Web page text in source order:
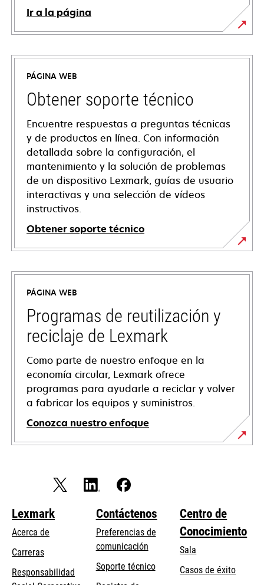
Ir a la página
PÁGINA WEB
Obtener soporte técnico
Encuentre respuestas a preguntas técnicas
y de productos en línea. Con información
detallada sobre la configuración, el
mantenimiento y la solución de problemas
de un dispositivo Lexmark, guías de usuario
interactivas y una selección de vídeos
instructivos.
Obtener soporte técnico
se
abre
una
pestaña
nueva
PÁGINA WEB
Programas de reutilización y
reciclaje de Lexmark
Como parte de nuestro enfoque en la
economía circular, Lexmark ofrece
programas para ayudarle a reciclar y volver
a fabricar los equipos y suministros.
Conozca nuestro enfoque
Lexmark
Acerca de
Carreras
Responsabilidad
Contáctenos
Preferencias de
comunicación
Soporte técnicose
Centro de
Conocimiento
Sala
Casos de éxito